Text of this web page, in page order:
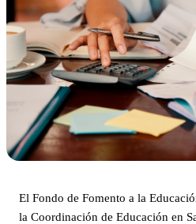
El Fondo de Fomento a la
la Coordinación de Educación en